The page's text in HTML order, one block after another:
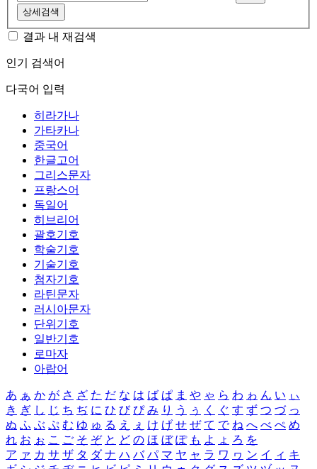
상세검색
결과 내 재검색
인기 검색어
다국어 입력
히라가나
가타카나
중국어
한글고어
그리스문자
프랑스어
독일어
히브리어
괄호기호
학술기호
기술기호
첨자기호
라틴문자
러시아문자
단위기호
일반기호
로마자
아랍어
あ ぁ か が さ ざ た だ な は ば ぱ ま や ゃ ら わ ゎ ん い ぃ
き ぎ し じ ち ぢ に ひ び ぴ み り う ぅ く ぐ す ず つ づ っ
ぬ ふ ぶ ぷ む ゆ ゅ る え ぇ け げ せ ぜ て で ね へ べ ぺ め
れ お ぉ こ ご そ ぞ と ど の ほ ぼ ぽ も よ ょ ろ を
ア ァ カ サ ザ タ ダ ナ ハ バ パ マ ヤ ャ ラ ワ ヮ ン イ ィ キ